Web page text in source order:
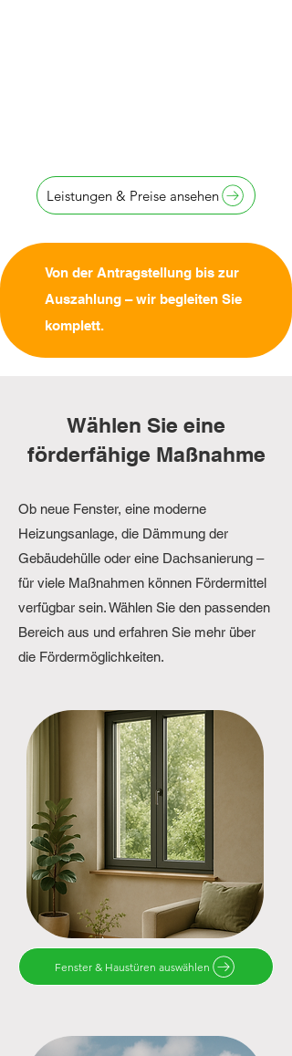
Leistungen & Preise ansehen
Von der Antragstellung bis zur
Auszahlung – wir begleiten Sie
komplett.
Wählen Sie eine
förderfähige Maßnahme
Ob neue Fenster, eine moderne
Heizungsanlage, die Dämmung der
Gebäudehülle oder eine Dachsanierung –
für viele Maßnahmen können Fördermittel
verfügbar sein. Wählen Sie den passenden
Bereich aus und erfahren Sie mehr über
die Fördermöglichkeiten.
Fenster & Haustüren auswählen